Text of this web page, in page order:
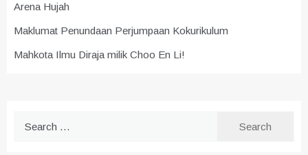
Arena Hujah
Maklumat Penundaan Perjumpaan Kokurikulum
Mahkota Ilmu Diraja milik Choo En Li!